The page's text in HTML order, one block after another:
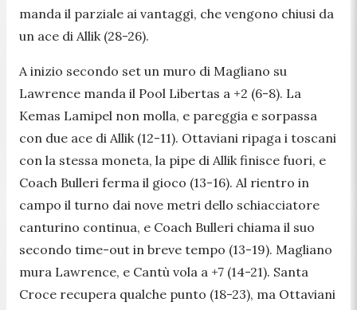
manda il parziale ai vantaggi, che vengono chiusi da
un ace di Allik (28-26).
A inizio secondo set un muro di Magliano su
Lawrence manda il Pool Libertas a +2 (6-8). La
Kemas Lamipel non molla, e pareggia e sorpassa
con due ace di Allik (12-11). Ottaviani ripaga i toscani
con la stessa moneta, la pipe di Allik finisce fuori, e
Coach Bulleri ferma il gioco (13-16). Al rientro in
campo il turno dai nove metri dello schiacciatore
canturino continua, e Coach Bulleri chiama il suo
secondo time-out in breve tempo (13-19). Magliano
mura Lawrence, e Cantù vola a +7 (14-21). Santa
Croce recupera qualche punto (18-23), ma Ottaviani